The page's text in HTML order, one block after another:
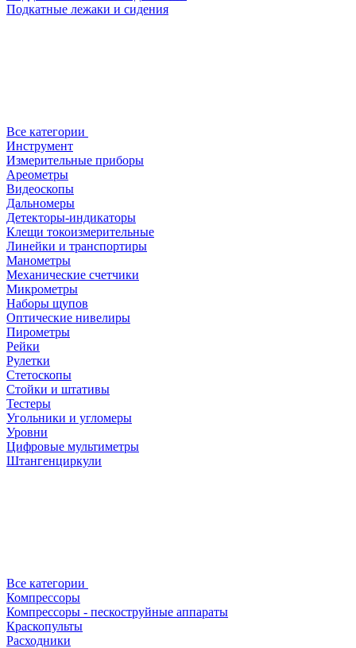
Подкатные лежаки и сидения
Все категории
Инструмент
Измерительные приборы
Ареометры
Видеоскопы
Дальномеры
Детекторы-индикаторы
Клещи токоизмерительные
Линейки и транспортиры
Манометры
Механические счетчики
Микрометры
Наборы щупов
Оптические нивелиры
Пирометры
Рейки
Рулетки
Стетоскопы
Стойки и штативы
Тестеры
Угольники и угломеры
Уровни
Цифровые мультиметры
Штангенциркули
Все категории
Компрессоры
Компрессоры - пескоструйные аппараты
Краскопульты
Расходники